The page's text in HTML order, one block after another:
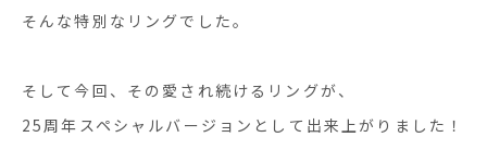
そんな特別なリングでした。
そして今回、その愛され続けるリングが、
25周年スペシャルバージョンとして出来上がりました！